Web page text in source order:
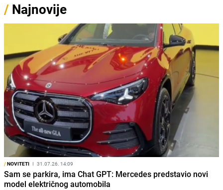
/ Najnovije
/NOVITETI I 31.07.26. 14:09
Sam se parkira, ima Chat GPT: Mercedes predstavio novi
model električnog automobila